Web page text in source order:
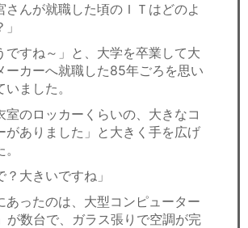
さんが就職した頃のＩＴはどのよ
すね～」と、大学を卒業して大
ーカーへ就職した85年ごろを思い
ました。
室のロッカーくらいの、大きなコ
がありました」と大きく手を広げ
？大きいですね」
ったのは、大型コンピューター
が数台で、ガラス張りで空調が完